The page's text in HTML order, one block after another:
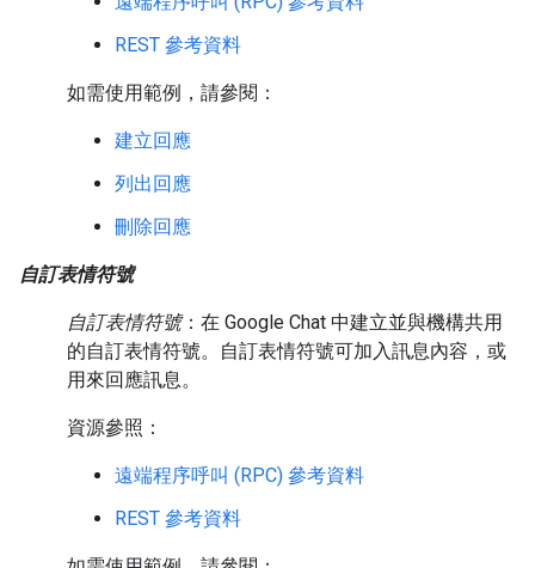
REST 參考資料
如需使用範例，請參閱：
建立回應
列出回應
刪除回應
自訂表情符號
自訂表情符號：在 Google Chat 中建立並與機構共用
的自訂表情符號。自訂表情符號可加入訊息內容，或
用來回應訊息。
資源參照：
遠端程序呼叫 (RPC) 參考資料
REST 參考資料